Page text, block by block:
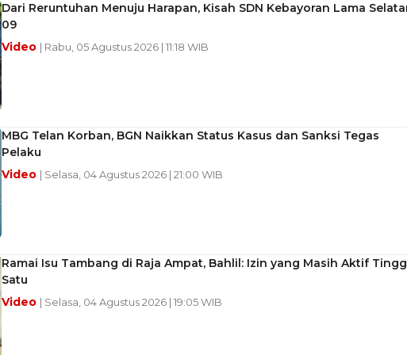
Dari Reruntuhan Menuju Harapan, Kisah SDN Kebayoran Lama
09
Video | Rabu, 05 Agustus 2026 | 11:18 WIB
MBG Telan Korban, BGN Naikkan Status Kasus dan Sanksi Tegas
Pelaku
Video | Selasa, 04 Agustus 2026 | 21:00 WIB
Ramai Isu Tambang di Raja Ampat, Bahlil: Izin yang Masih Aktif
Satu
Video | Selasa, 04 Agustus 2026 | 19:05 WIB